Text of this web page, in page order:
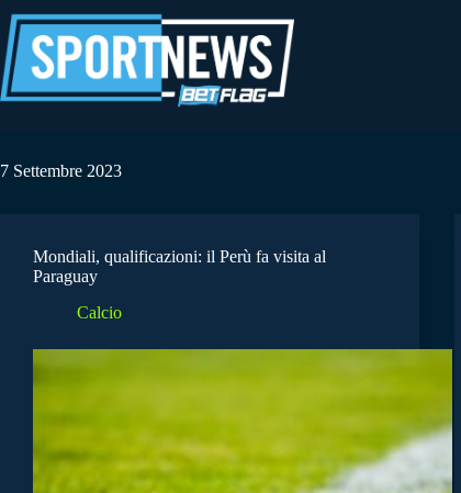
al
contenuto
7 Settembre 2023
Mondiali, qualificazioni: il Perù fa visita al
Paraguay
Calcio